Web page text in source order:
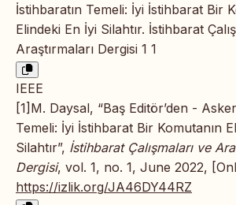
İstihbaratın Temeli: İyi İstihbarat Bir
Elindeki En İyi Silahtır. İstihbarat
Araştırmaları Dergisi 1 1
IEEE
[1]M. Daysal, “Baş Editör’den -
Temeli: İyi İstihbarat Bir Komutanın
Silahtır”, İstihbarat Çalışmaları ve
Dergisi, vol. 1, no. 1, June 2022,
https://izlik.org/JA46DY44RZ